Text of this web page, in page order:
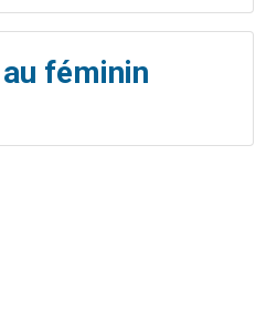
féminin